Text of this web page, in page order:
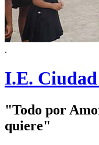
.
I.E. Ciudad
"Todo por
quiere"